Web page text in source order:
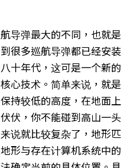
导弹最大的不同，也就是
很多巡航导弹都已经安装
十年代，这可是一个新的
心技术。简单来说，就是
持较低的高度，在地面上
伏，你不能碰到高山一头
说就比较复杂了，地形匹
形与存在计算机系统中的